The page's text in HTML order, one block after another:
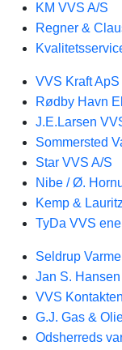
KM VVS A/S
Regner &
VVS Kraft ApS
Rødby Havn
J.E.Larsen
Sommersted
Star VVS A/S
Nibe / Ø.
Kemp &
TyDa VVS
Seldrup
Jan S. Hansen
VVS
G.J. Gas &
Odsherreds